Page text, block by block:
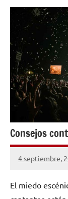
CONSEJOS
PARA
MÚSICOS
Consejos
4 septiembre,
No
comentarios
El miedo